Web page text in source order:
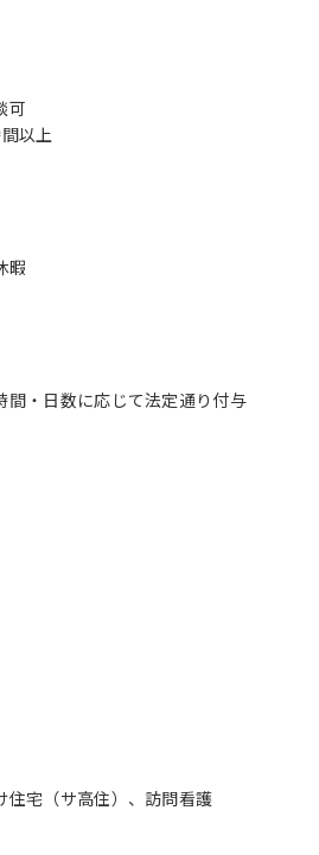
可
暇
・日数に応じて法定通り付与
住宅（サ高住）、訪問看護